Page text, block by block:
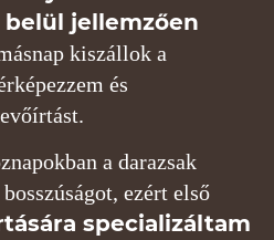
jellemzően
kiszállok a
és
a darazsak
ezért első
specializáltam